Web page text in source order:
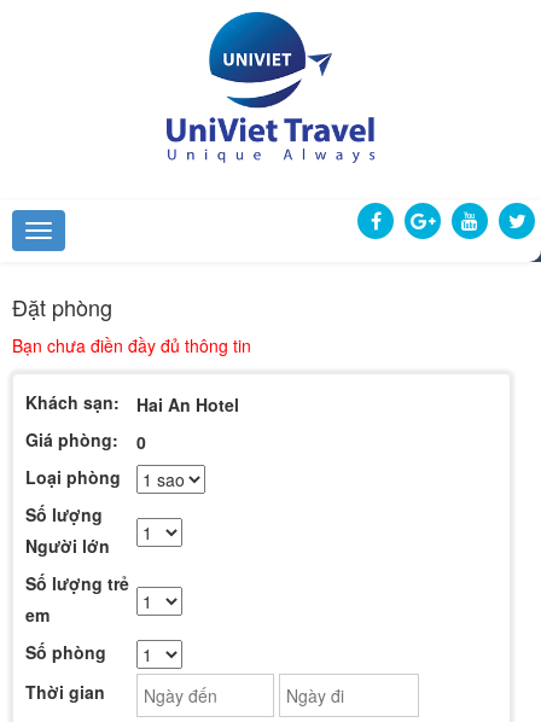
Đặt phòng
Bạn chưa điền đầy đủ thông tin
Khách sạn:
Hai An Hotel
Giá phòng:
0
Loại phòng
Số lượng
Người lớn
Số lượng trẻ
em
Số phòng
Thời gian